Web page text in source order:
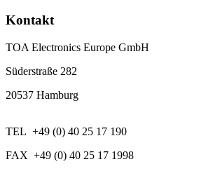
Kontakt
TOA Electronics Europe GmbH
Süderstraße 282
20537 Hamburg
TEL +49 (0) 40 25 17 190
FAX +49 (0) 40 25 17 1998